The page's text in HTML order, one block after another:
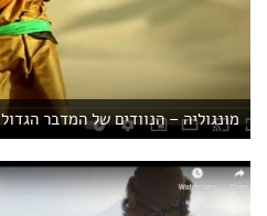
מונגוליה – הנוודים של המדבר הגדול